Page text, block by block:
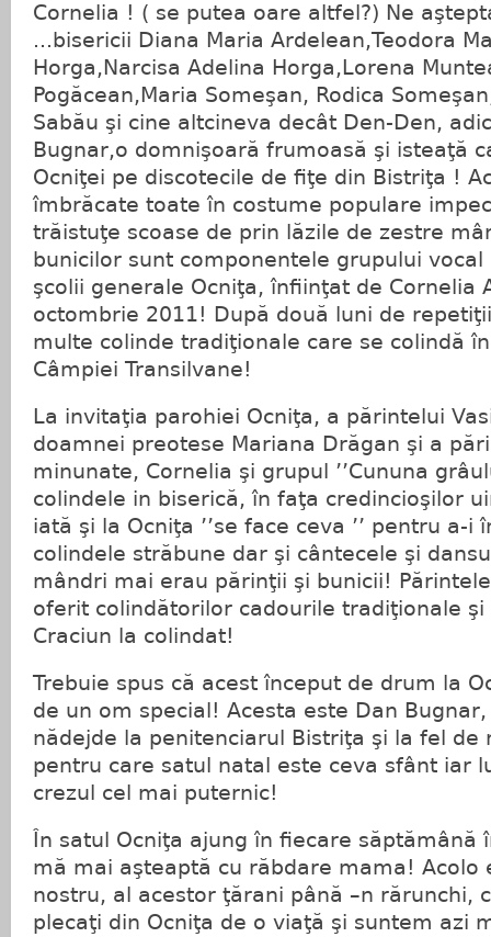
Cornelia ! ( se putea oare altfel?) Ne
...bisericii Diana Maria Ardelean,Teodora
Horga,Narcisa Adelina Horga,Lorena
Pogăcean,Maria Someşan, Rodica
Sabău şi cine altcineva decât Den-Den,
Bugnar,o domnişoară frumoasă şi isteaţă
Ocniţei pe discotecile de fiţe din Bistriţa !
îmbrăcate toate în costume populare
trăistuţe scoase de prin lăzile de zestre
bunicilor sunt componentele grupului vocal
şcolii generale Ocniţa, înfiinţat de Cornelia
octombrie 2011! După două luni de
multe colinde tradiţionale care se colindă
Câmpiei Transilvane!
La invitaţia parohiei Ocniţa, a părintelui
doamnei preotese Mariana Drăgan şi a
minunate, Cornelia şi grupul ’’Cununa
colindele in biserică, în faţa credincioşilor
iată şi la Ocniţa ’’se face ceva ’’ pentru a-i
colindele străbune dar şi cântecele şi
mândri mai erau părinţii şi bunicii!
oferit colindătorilor cadourile tradiţionale
Craciun la colindat!
Trebuie spus că acest început de drum la
de un om special! Acesta este Dan
nădejde la penitenciarul Bistriţa şi la fel de
pentru care satul natal este ceva sfânt iar
crezul cel mai puternic!
În satul Ocniţa ajung în fiecare săptămână
mă mai aşteaptă cu răbdare mama! Acolo
nostru, al acestor ţărani până –n rărunchi,
plecaţi din Ocniţa de o viaţă şi suntem azi